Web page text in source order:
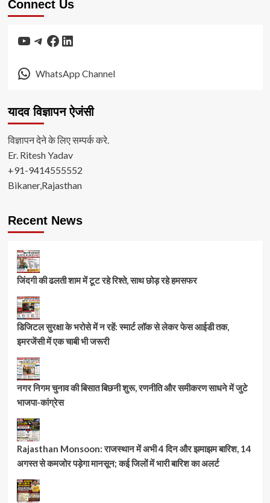
Connect Us
YouTube
Telegram
Facebook
LinkedIn
WhatsApp Channel
यादव विज्ञापन ऐजंसी
विज्ञापन देने के लिए सम्पर्क करे.
Er. Ritesh Yadav
+91-9414555552
Bikaner,Rajasthan
Recent News
जिंदगी की ढलती शाम में टूट रहे रिश्ते, साथ छोड़ रहे हमसफर
डिजिटल सुरक्षा के भरोसे में न रहें: स्मार्ट लॉक से लेकर फेस आईडी तक,
इमरजेंसी में एक चाबी भी जरूरी
नगर निगम चुनाव की बिसात बिछनी शुरू, रणनीति और समीकरण साधने में जुटे
भाजपा-कांग्रेस
Rajasthan Monsoon: राजस्थान में अभी 4 दिन और झमाझम बारिश, 14
अगस्त से कमजोर पड़ेगा मानसून; कई जिलों में भारी बारिश का अलर्ट